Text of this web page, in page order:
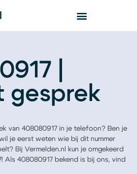
|
gesprek
van 408080917 in je telefoon? Ben je
je eerst weten wie bij dit nummer
Bij Vermelden.nl kun je omgekeerd
Als 408080917 bekend is bij ons, vind